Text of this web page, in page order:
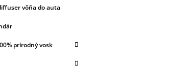
vôňa do auta
prírodný vosk